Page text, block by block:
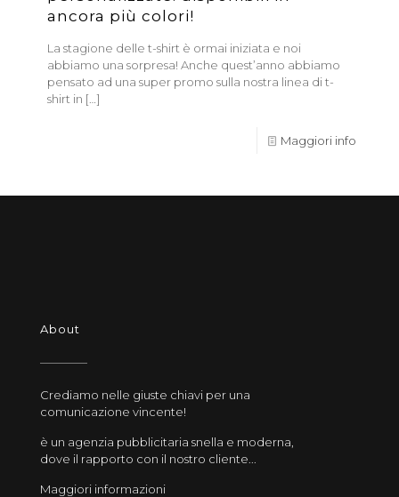
ancora più colori!
La stagione delle t-shirt è ormai iniziata e noi
abbiamo una sorpresa! Anche quest’anno abbiamo
pensato ad una super promo sulla nostra linea di t-
shirt in […]
Maggiori info
About
Crediamo nelle giuste chiavi per una
comunicazione vincente!
è un agenzia pubblicitaria snella e moderna,
dove il rapporto con il nostro cliente...
Maggiori informazioni